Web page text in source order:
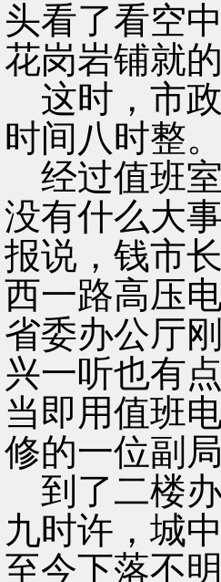
头看了看空
花岗岩铺就
这时，市
时间八时整。
经过值班
没有什么大
报说，钱市
西一路高压
省委办公厅
兴一听也有
当即用值班
修的一位副
到了二楼
九时许，城
至今下落不